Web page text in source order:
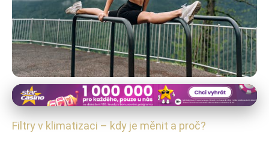
Klimatizační systémy
Kdy a Proč Měnit Filtry v
Filtry v klimatizaci – kdy je měnit a proč?